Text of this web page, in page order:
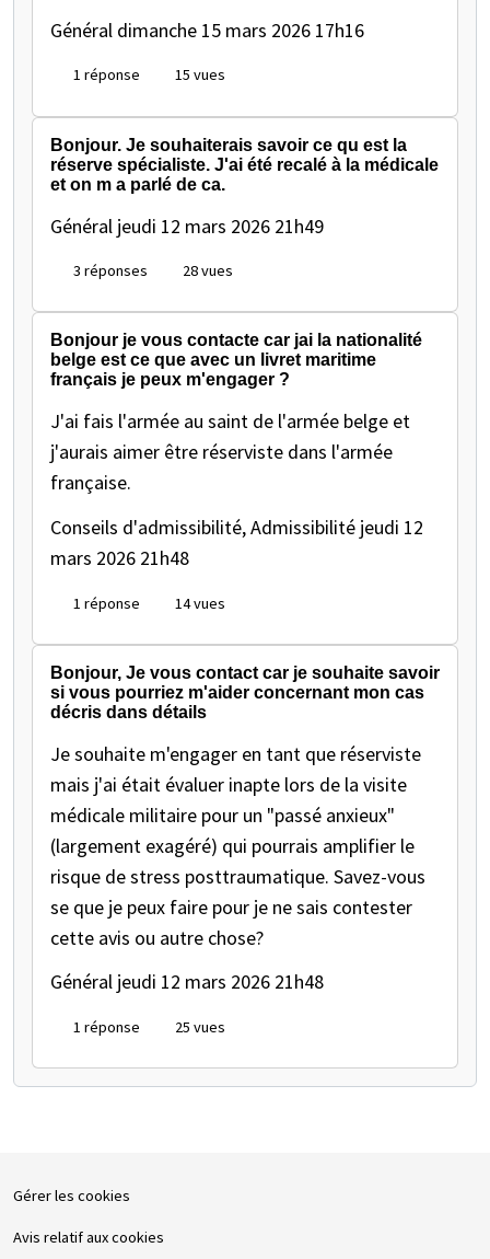
Général dimanche 15 mars 2026 17h16
1 réponse 15 vues
Bonjour. Je souhaiterais savoir ce qu est la
réserve spécialiste. J'ai été recalé à la médicale
et on m a parlé de ca.
Général jeudi 12 mars 2026 21h49
3 réponses 28 vues
Bonjour je vous contacte car jai la nationalité
belge est ce que avec un livret maritime
français je peux m'engager ?
J'ai fais l'armée au saint de l'armée belge et
j'aurais aimer être réserviste dans l'armée
française.
Conseils d'admissibilité, Admissibilité jeudi 12
mars 2026 21h48
1 réponse 14 vues
Bonjour, Je vous contact car je souhaite savoir
si vous pourriez m'aider concernant mon cas
décris dans détails
Je souhaite m'engager en tant que réserviste
mais j'ai était évaluer inapte lors de la visite
médicale militaire pour un "passé anxieux"
(largement exagéré) qui pourrais amplifier le
risque de stress posttraumatique. Savez-vous
se que je peux faire pour je ne sais contester
cette avis ou autre chose?
Général jeudi 12 mars 2026 21h48
1 réponse 25 vues
Gérer les cookies
Avis relatif aux cookies